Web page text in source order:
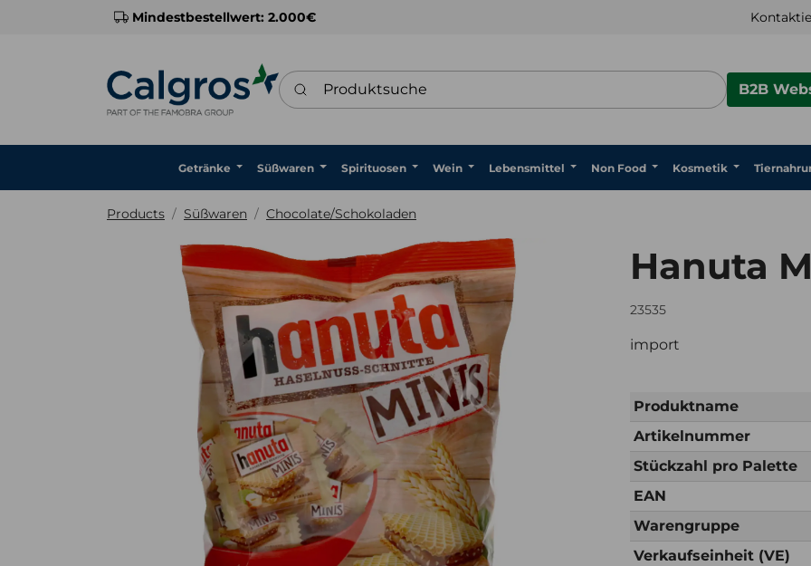
Mindestbestellwert: 2.000€
Produktsuche
B2B
Getränke Süßwaren Spirituosen Wein Lebensmittel Non Food Kosmetik
Products Süßwaren Chocolate/Schokoladen
Hanuta
23535
import
Produktname
Artikelnummer
Stückzahl pro Palette
EAN
Warengruppe
Verkaufseinheit (VE)